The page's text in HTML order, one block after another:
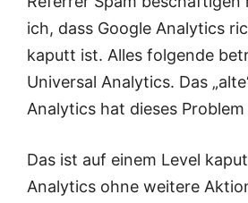
ich, dass Google Analytics
kaputt ist. Alles folgende
Universal Analytics. Das
Analytics hat dieses
Das ist auf einem Level
Analytics ohne weitere